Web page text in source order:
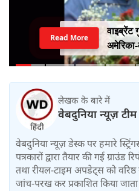
वाइब्रेंट
संभालेंगे
Read More
लेखक के बारे में
वेबदुनिया न्यूज़ टीम
वेबदुनिया न्यूज़ डेस्क पर हमारे
पत्रकारों द्वारा तैयार की गई ग्राउंड
तथा रीयल-टाइम अपडेट्स को वरिष्ठ
जांच-परख कर प्रकाशित किया